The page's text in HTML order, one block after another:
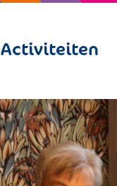
Activiteiten